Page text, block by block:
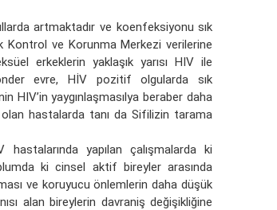
artmaktadır ve koenfeksiyonu sık
Kontrol ve Korunma Merkezi verilerine
erkeklerin yaklaşık yarısı HIV ile
evre, HİV pozitif olgularda sık
HIV’in yaygınlaşmasılya beraber daha
hastalarda tanı da Sifilizin tarama
yapılan çalışmalarda ki
ki cinsel aktif bireyler arasında
ve koruyucu önlemlerin daha düşük
alan bireylerin davraniş değişikliğine